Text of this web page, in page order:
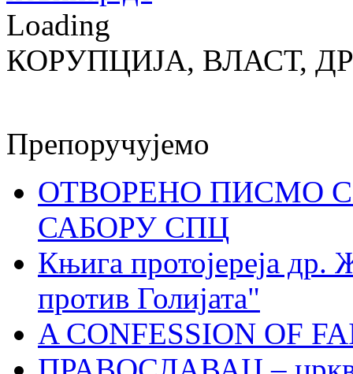
Loading
КОРУПЦИЈА, ВЛАСТ,
Препоручујемо
ОТВОРЕНО ПИСМО
САБОРУ СПЦ
Књига протојереја др.
против Голијата"
A CONFESSION OF